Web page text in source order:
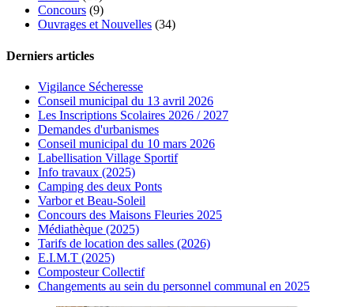
Concours (9)
Ouvrages et Nouvelles (34)
Derniers articles
Vigilance Sécheresse
Conseil municipal du 13 avril 2026
Les Inscriptions Scolaires 2026 / 2027
Demandes d'urbanismes
Conseil municipal du 10 mars 2026
Labellisation Village Sportif
Info travaux (2025)
Camping des deux Ponts
Varbor et Beau-Soleil
Concours des Maisons Fleuries 2025
Médiathèque (2025)
Tarifs de location des salles (2026)
E.I.M.T (2025)
Composteur Collectif
Changements au sein du personnel communal en 2025